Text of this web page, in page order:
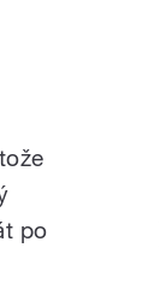
po